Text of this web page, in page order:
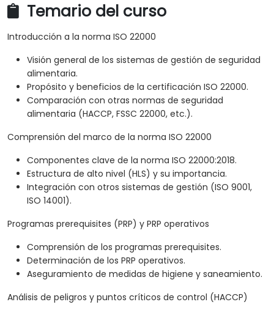
Temario del curso
Introducción a la norma ISO 22000
Visión general de los sistemas de gestión de seguridad
alimentaria.
Propósito y beneficios de la certificación ISO 22000.
Comparación con otras normas de seguridad
alimentaria (HACCP, FSSC 22000, etc.).
Comprensión del marco de la norma ISO 22000
Componentes clave de la norma ISO 22000:2018.
Estructura de alto nivel (HLS) y su importancia.
Integración con otros sistemas de gestión (ISO 9001,
ISO 14001).
Programas prerequisites (PRP) y PRP operativos
Comprensión de los programas prerequisites.
Determinación de los PRP operativos.
Aseguramiento de medidas de higiene y saneamiento.
Análisis de peligros y puntos críticos de control (HACCP)